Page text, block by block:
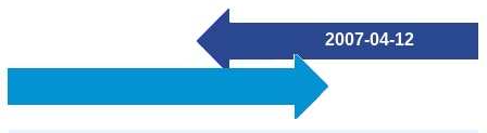
2007-04-12